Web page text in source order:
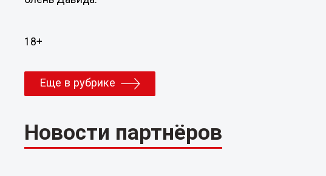
18+
Еще в рубрике
Новости партнёров